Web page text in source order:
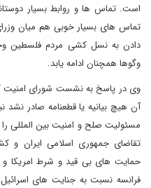
است. تماس ها و روابط بسیار
تماس های بسیار خوبی هم میان
دادن به نسل کشی مردم فلسطین
وگوها همچنان ادامه یابد.
وی در پاسخ به نشست شورای امنیت
آن هیچ بیانیه یا قطعنامه صادر
مسئولیت صلح و امنیت بین المللی را
تقاضای جمهوری اسلامی ایران
حمایت های بی قید و شرط امریکا
فرانسه نسبت به جنایت های